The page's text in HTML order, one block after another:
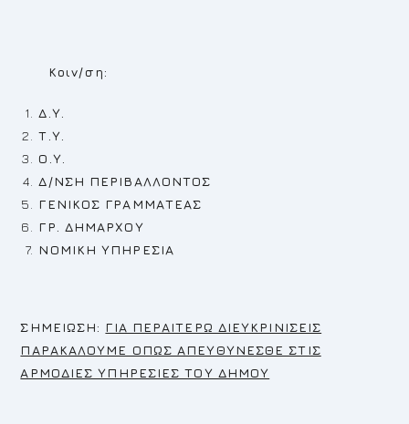
Κοιν/ση:
Δ.Υ.
Τ.Υ.
Ο.Υ.
Δ/ΝΣΗ ΠΕΡΙΒΑΛΛΟΝΤΟΣ
ΓΕΝΙΚΟΣ ΓΡΑΜΜΑΤΕΑΣ
ΓΡ. ΔΗΜΑΡΧΟΥ
ΝΟΜΙΚΗ ΥΠΗΡΕΣΙΑ
ΣΗΜΕΙΩΣΗ: ΓΙΑ ΠΕΡΑΙΤΕΡΩ ΔΙΕΥΚΡΙΝΙΣΕΙΣ
ΠΑΡΑΚΑΛΟΥΜΕ ΟΠΩΣ ΑΠΕΥΘΥΝΕΣΘΕ ΣΤΙΣ
ΑΡΜΟΔΙΕΣ ΥΠΗΡΕΣΙΕΣ ΤΟΥ ΔΗΜΟΥ